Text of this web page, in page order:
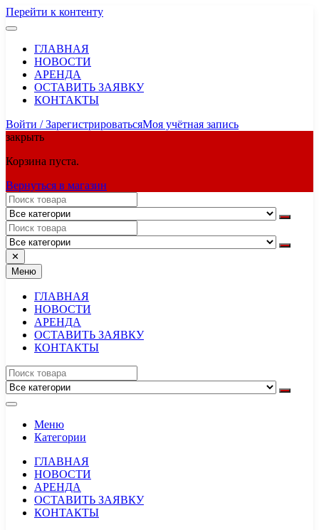
Перейти к контенту
ГЛАВНАЯ
НОВОСТИ
АРЕНДА
ОСТАВИТЬ ЗАЯВКУ
КОНТАКТЫ
Войти / ЗарегистрироватьсяМоя учётная запись
закрыть
Корзина пуста.
Вернуться в магазин
✕
Меню
ГЛАВНАЯ
НОВОСТИ
АРЕНДА
ОСТАВИТЬ ЗАЯВКУ
КОНТАКТЫ
Меню
Категории
ГЛАВНАЯ
НОВОСТИ
АРЕНДА
ОСТАВИТЬ ЗАЯВКУ
КОНТАКТЫ